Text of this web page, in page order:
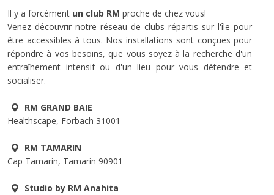
Il y a forcément un club RM proche de chez vous!
Venez découvrir notre réseau de clubs répartis sur l'île pour
être accessibles à tous. Nos installations sont conçues pour
répondre à vos besoins, que vous soyez à la recherche d'un
entraînement intensif ou d'un lieu pour vous détendre et
socialiser.
RM GRAND BAIE
Healthscape, Forbach 31001
RM TAMARIN
Cap Tamarin, Tamarin 90901
Studio by RM Anahita